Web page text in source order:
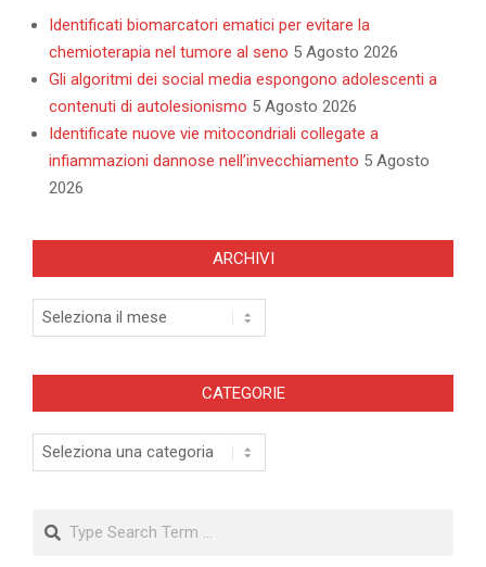
Identificati biomarcatori ematici per evitare la
chemioterapia nel tumore al seno 5 Agosto 2026
Gli algoritmi dei social media espongono adolescenti a
contenuti di autolesionismo 5 Agosto 2026
Identificate nuove vie mitocondriali collegate a
infiammazioni dannose nell’invecchiamento 5 Agosto
2026
ARCHIVI
Archivi
CATEGORIE
Categorie
Search